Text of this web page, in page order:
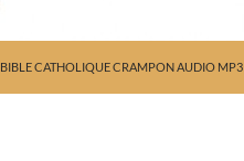
BIBLE CATHOLIQUE CRAMPON AUDIO MP3